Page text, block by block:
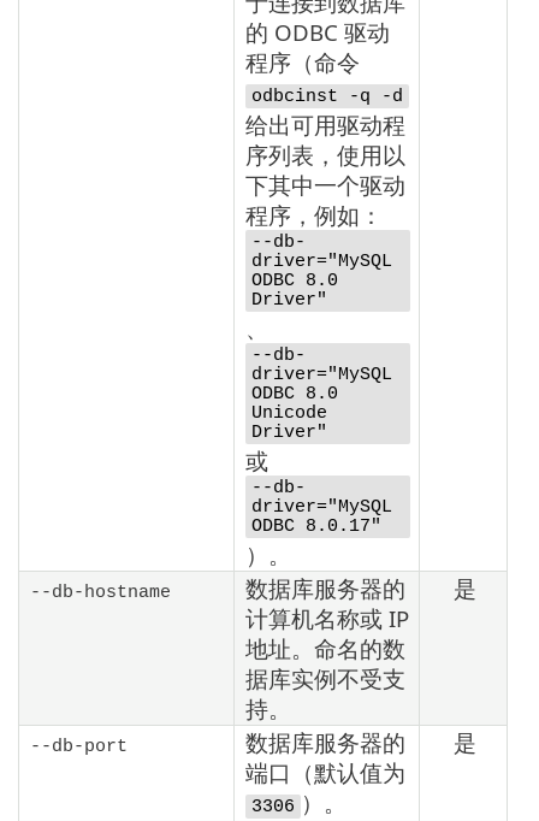
的 ODBC 驱动
程序（命令
odbcinst -q -d
给出可用驱动程
序列表，使用以
下其中一个驱动
程序，例如：
--db-
driver="MySQL
ODBC 8.0
Driver"
、
--db-
driver="MySQL
ODBC 8.0
Unicode
Driver"
或
--db-
driver="MySQL
ODBC 8.0.17"
）。
--db-hostname
数据库服务器的
计算机名称或 IP
地址。命名的数
据库实例不受支
持。
是
--db-port
数据库服务器的
端口（默认值为
3306 ）。
是